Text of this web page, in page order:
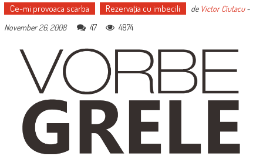
Ce-mi provoaca scarba Rezervaţia cu imbecili de Victor Ciutacu-
November 26, 2008
47 4874